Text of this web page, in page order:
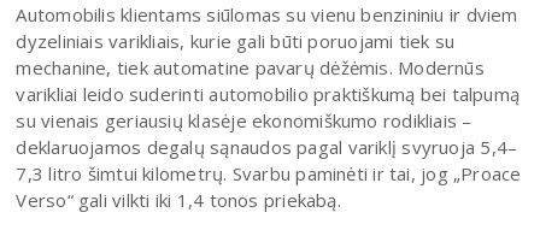
Automobilis klientams siūlomas su vienu benzininiu ir dviem
dyzeliniais varikliais, kurie gali būti poruojami tiek su
mechanine, tiek automatine pavarų dėžėmis. Modernūs
varikliai leido suderinti automobilio praktiškumą bei talpumą
su vienais geriausių klasėje ekonomiškumo rodikliais –
deklaruojamos degalų sąnaudos pagal variklį svyruoja 5,4–
7,3 litro šimtui kilometrų. Svarbu paminėti ir tai, jog „Proace
Verso“ gali vilkti iki 1,4 tonos priekabą.